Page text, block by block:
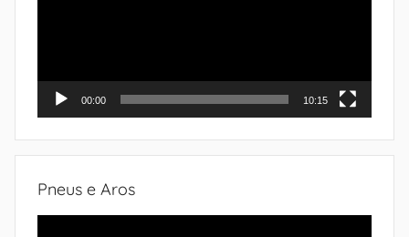
00:00 10:15
Pneus e Aros